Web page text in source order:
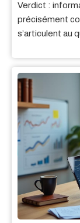
Verdict :
précisément
s’articulent au